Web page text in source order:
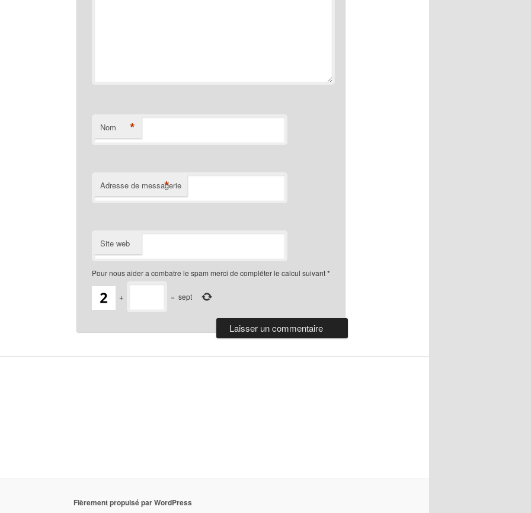
Nom *
Adresse de messagerie
*
Site web
Pour nous aider a combatre le spam merci de compléter le calcul suivant*
+ = sept
Fièrement propulsé par WordPress